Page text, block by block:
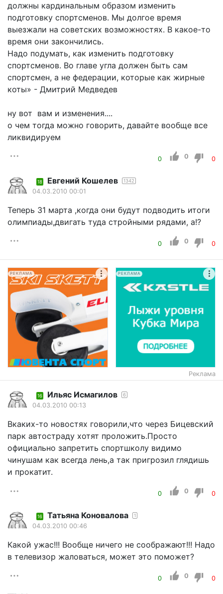
должны кардинальным образом изменить
подготовку спортсменов. Мы долгое время
выезжали на советских возможностях. В какое-то
время они закончились.
Надо подумать, как изменить подготовку
спортсменов. Во главе угла должен быть сам
спортсмен, а не федерации, которые как жирные
коты» - Дмитрий Медведев
ну вот вам и изменения....
о чем тогда можно говорить, давайте вообще все
ликвидируем
0 0 0
18 Евгений Кошелев 1342
04.03.2010 00:01
Теперь 31 марта ,когда они будут подводить итоги
олимпиады,двигать туда стройными рядами, а!?
0 0 0
РЕКЛАМА РЕКЛАМА
Реклама
16 Ильяс Исмагилов 6
04.03.2010 00:13
Вкаких-то новостях говорили,что через Бицевский
парк автостраду хотят проложить.Просто
официально запретить спортшколу видимо
чинушам как всегда лень,а так пригрозил глядишь
и прокатит.
0 0 0
16 Татьяна Коновалова 1
04.03.2010 00:46
Какой ужас!!! Вообще ничего не соображают!!! Надо
в телевизор жаловаться, может это поможет?
0 0 0